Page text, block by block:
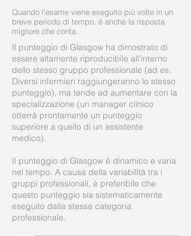
Quando l'esame viene eseguito più volte in un
breve periodo di tempo, è anche la risposta
migliore che conta.
Il punteggio di Glasgow ha dimostrato di
essere altamente riproducibile all'interno
dello stesso gruppo professionale (ad es.
Diversi infermieri raggiungeranno lo stesso
punteggio), ma tende ad aumentare con la
specializzazione (un manager clinico
otterrà prontamente un punteggio
superiore a quello di un assistente
medico).
Il punteggio di Glasgow è dinamico e varia
nel tempo. A causa della variabilità tra i
gruppi professionali, è preferibile che
questo punteggio sia sistematicamente
eseguito dalla stessa categoria
professionale.